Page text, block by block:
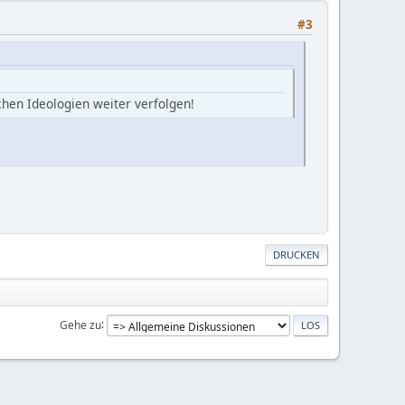
#3
Ideologien weiter verfolgen!
DRUCKEN
Gehe zu